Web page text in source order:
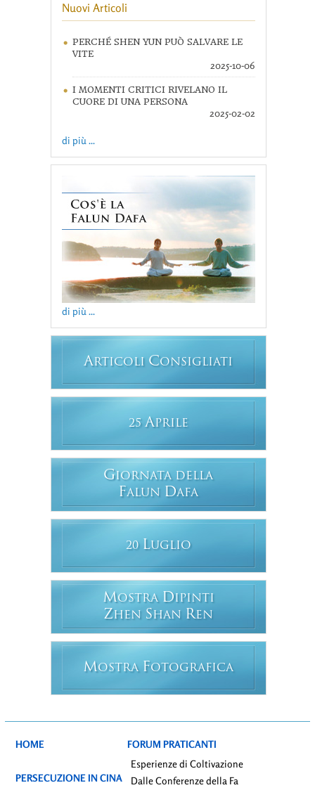
Nuovi Articoli
PERCHÉ SHEN YUN PUÒ SALVARE LE
VITE
2025-10-06
I MOMENTI CRITICI RIVELANO IL
CUORE DI UNA PERSONA
2025-02-02
di più ...
di più ...
ARTICOLI CONSIGLIATI
25 APRILE
GIORNATA DELLA
FALUN DAFA
20 LUGLIO
MOSTRA DIPINTI
ZHEN SHAN REN
MOSTRA FOTOGRAFICA
HOME
PERSECUZIONE IN CINA
FORUM PRATICANTI
Esperienze di Coltivazione
Dalle Conferenze della Fa